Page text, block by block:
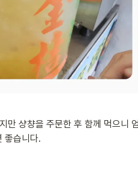
샹챵을 주문한 후 함께 먹으니
좋습니다.